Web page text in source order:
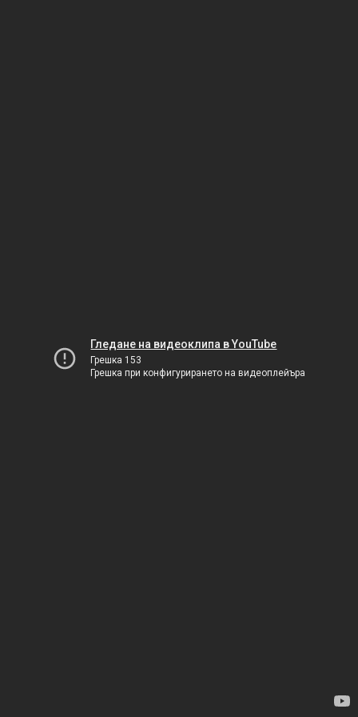
Гледане на видеоклипа в YouTube
Грешка 153
Грешка при конфигурирането на видеоплейъра